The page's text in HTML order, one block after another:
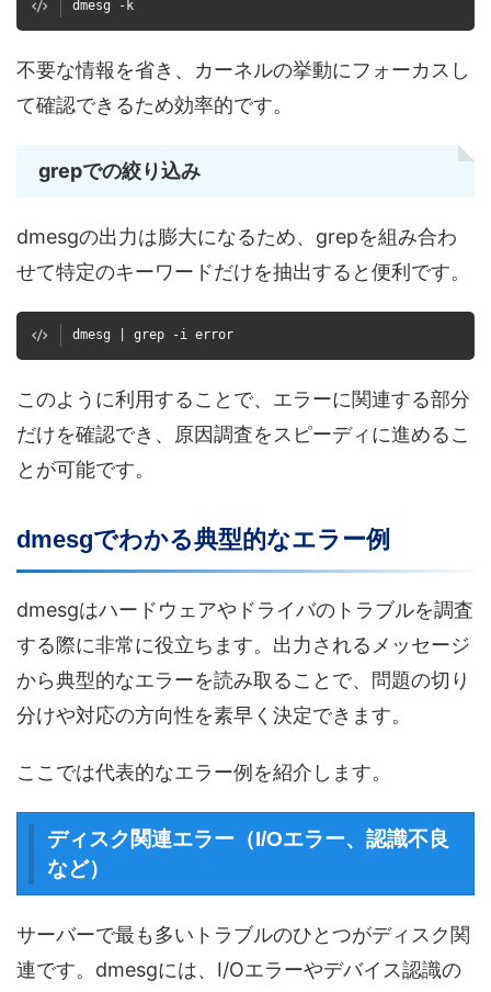
dmesg -k
不要な情報を省き、カーネルの挙動にフォーカスし
て確認できるため効率的です。
grepでの絞り込み
dmesgの出力は膨大になるため、grepを組み合わ
せて特定のキーワードだけを抽出すると便利です。
dmesg | grep -i error
このように利用することで、エラーに関連する部分
だけを確認でき、原因調査をスピーディに進めるこ
とが可能です。
dmesgでわかる典型的なエラー例
dmesgはハードウェアやドライバのトラブルを調査
する際に非常に役立ちます。出力されるメッセージ
から典型的なエラーを読み取ることで、問題の切り
分けや対応の方向性を素早く決定できます。
ここでは代表的なエラー例を紹介します。
ディスク関連エラー（I/Oエラー、認識不良
など）
サーバーで最も多いトラブルのひとつがディスク関
連です。dmesgには、I/Oエラーやデバイス認識の